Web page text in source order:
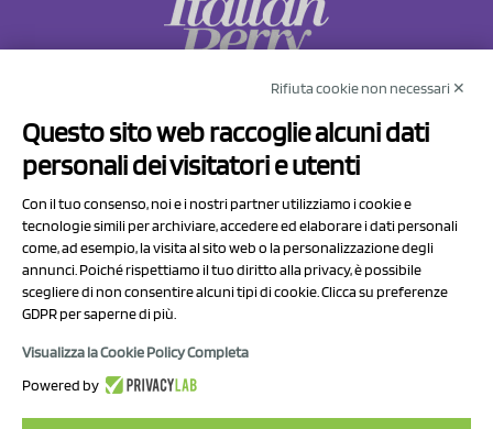
Via Prov.le Sassuolo Vignola 315/1
41057 Spilamberto (MO)
P.I/C.F. 01041460369
REA: MO 208553
Capitale sociale Euro 50.000,00 i.v.
Rifiuta cookie non necessari ✕
Questo sito web raccoglie alcuni dati
personali dei visitatori e utenti
Con il tuo consenso, noi e i nostri partner utilizziamo i cookie e
tecnologie simili per archiviare, accedere ed elaborare i dati personali
come, ad esempio, la visita al sito web o la personalizzazione degli
annunci. Poiché rispettiamo il tuo diritto alla privacy, è possibile
scegliere di non consentire alcuni tipi di cookie. Clicca su preferenze
GDPR per saperne di più.
Visualizza la Cookie Policy Completa
Powered by